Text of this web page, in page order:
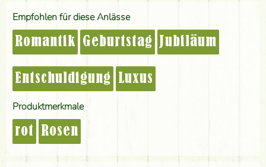
Empfohlen für diese Anlässe
Romantik Geburtstag Jubiläum
Entschuldigung Luxus
Produktmerkmale
rot Rosen